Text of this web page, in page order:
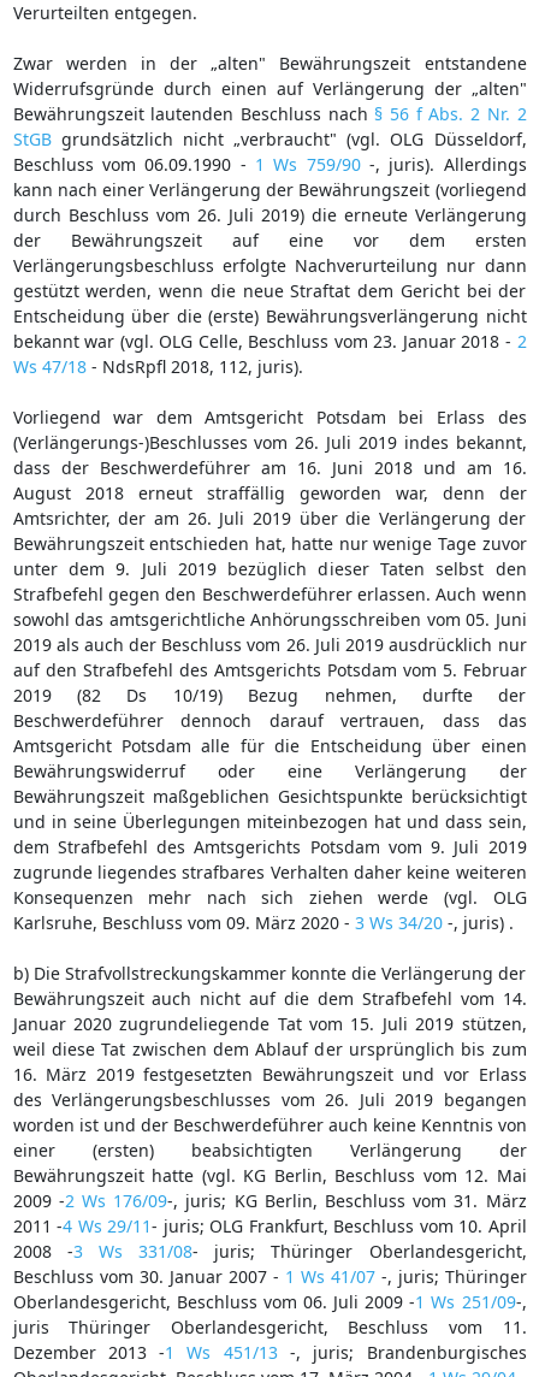
Verurteilten entgegen.
Zwar werden in der „alten" Bewährungszeit entstandene
Widerrufsgründe durch einen auf Verlängerung der „alten"
Bewährungszeit lautenden Beschluss nach § 56 f Abs. 2 Nr. 2
StGBgrundsätzlich nicht „verbraucht" (vgl. OLG Düsseldorf,
Beschluss vom 06.09.1990 - 1 Ws 759/90-, juris). Allerdings
kann nach einer Verlängerung der Bewährungszeit (vorliegend
durch Beschluss vom 26. Juli 2019) die erneute Verlängerung
der Bewährungszeit auf eine vor dem ersten
Verlängerungsbeschluss erfolgte Nachverurteilung nur dann
gestützt werden, wenn die neue Straftat dem Gericht bei der
Entscheidung über die (erste) Bewährungsverlängerung nicht
bekannt war (vgl. OLG Celle, Beschluss vom 23. Januar 2018 - 2
Ws 47/18- NdsRpfl 2018, 112, juris).
Vorliegend war dem Amtsgericht Potsdam bei Erlass des
(Verlängerungs-)Beschlusses vom 26. Juli 2019 indes bekannt,
dass der Beschwerdeführer am 16. Juni 2018 und am 16.
August 2018 erneut straffällig geworden war, denn der
Amtsrichter, der am 26. Juli 2019 über die Verlängerung der
Bewährungszeit entschieden hat, hatte nur wenige Tage zuvor
unter dem 9. Juli 2019 bezüglich dieser Taten selbst den
Strafbefehl gegen den Beschwerdeführer erlassen. Auch wenn
sowohl das amtsgerichtliche Anhörungsschreiben vom 05. Juni
2019 als auch der Beschluss vom 26. Juli 2019 ausdrücklich nur
auf den Strafbefehl des Amtsgerichts Potsdam vom 5. Februar
2019 (82 Ds 10/19) Bezug nehmen, durfte der
Beschwerdeführer dennoch darauf vertrauen, dass das
Amtsgericht Potsdam alle für die Entscheidung über einen
Bewährungswiderruf oder eine Verlängerung der
Bewährungszeit maßgeblichen Gesichtspunkte berücksichtigt
und in seine Überlegungen miteinbezogen hat und dass sein,
dem Strafbefehl des Amtsgerichts Potsdam vom 9. Juli 2019
zugrunde liegendes strafbares Verhalten daher keine weiteren
Konsequenzen mehr nach sich ziehen werde (vgl. OLG
Karlsruhe, Beschluss vom 09. März 2020 - 3 Ws 34/20-, juris) .
b) Die Strafvollstreckungskammer konnte die Verlängerung der
Bewährungszeit auch nicht auf die dem Strafbefehl vom 14.
Januar 2020 zugrundeliegende Tat vom 15. Juli 2019 stützen,
weil diese Tat zwischen dem Ablauf der ursprünglich bis zum
16. März 2019 festgesetzten Bewährungszeit und vor Erlass
des Verlängerungsbeschlusses vom 26. Juli 2019 begangen
worden ist und der Beschwerdeführer auch keine Kenntnis von
einer (ersten) beabsichtigten Verlängerung der
Bewährungszeit hatte (vgl. KG Berlin, Beschluss vom 12. Mai
2009 -2 Ws 176/09-, juris; KG Berlin, Beschluss vom 31. März
2011 -4 Ws 29/11- juris; OLG Frankfurt, Beschluss vom 10. April
2008 -3 Ws 331/08- juris; Thüringer Oberlandesgericht,
Beschluss vom 30. Januar 2007 - 1 Ws 41/07-, juris; Thüringer
Oberlandesgericht, Beschluss vom 06. Juli 2009 -1 Ws 251/09-,
juris Thüringer Oberlandesgericht, Beschluss vom 11.
Dezember 2013 -1 Ws 451/13-, juris; Brandenburgisches